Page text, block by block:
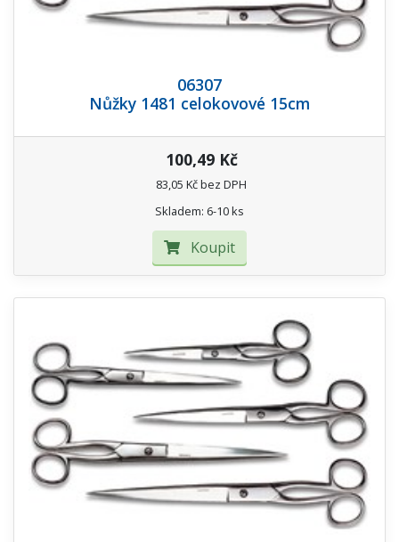
06307
Nůžky 1481 celokovové 15cm
100,49 Kč
83,05 Kč bez DPH
Skladem: 6-10 ks
Koupit